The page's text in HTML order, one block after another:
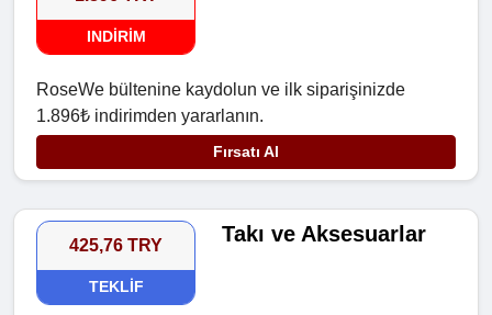
INDIRIM
RoseWe bültenine kaydolun ve ilk siparişinizde
1.896₺ indirimden yararlanın.
Fırsatı Al
425,76 TRY
TEKLIF
Takı ve Aksesuarlar